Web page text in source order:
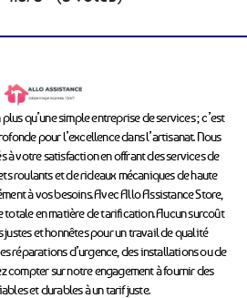
qu’une simple entreprise de services ; c’est
pour l’excellence dans l’artisanat. Nous
à votre satisfaction en offrant des services de
roulants et de rideaux mécaniques de haute
à vos besoins. Avec Allo Assistance Store,
totale en matière de tarification. Aucun surcoût
justes et honnêtes pour un travail de qualité
réparations d’urgence, des installations ou de
compter sur notre engagement à fournir des
et durables à un tarif juste.